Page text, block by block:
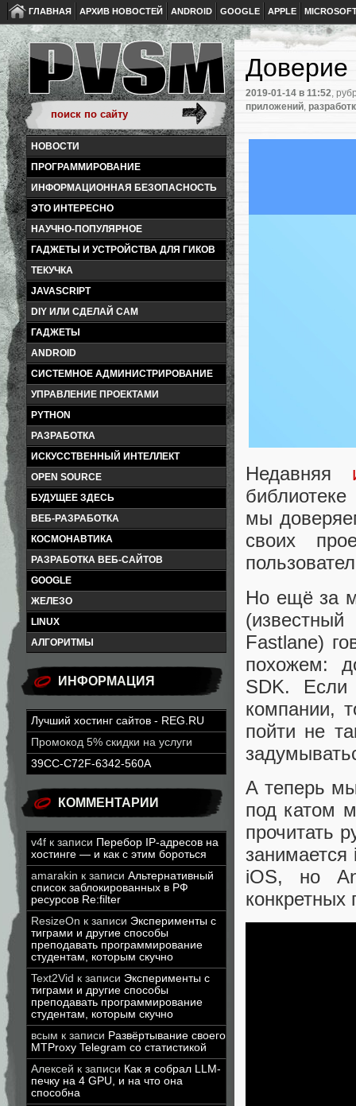
ГЛАВНАЯ АРХИВ НОВОСТЕЙ ANDROID GOOGLE APPLE
НОВОСТИ
ПРОГРАММИРОВАНИЕ
ИНФОРМАЦИОННАЯ БЕЗОПАСНОСТЬ
ЭТО ИНТЕРЕСНО
НАУЧНО-ПОПУЛЯРНОЕ
ГАДЖЕТЫ И УСТРОЙСТВА ДЛЯ ГИКОВ
ТЕКУЧКА
JAVASCRIPT
DIY ИЛИ СДЕЛАЙ САМ
ГАДЖЕТЫ
ANDROID
СИСТЕМНОЕ АДМИНИСТРИРОВАНИЕ
УПРАВЛЕНИЕ ПРОЕКТАМИ
PYTHON
РАЗРАБОТКА
ИСКУССТВЕННЫЙ ИНТЕЛЛЕКТ
OPEN SOURCE
БУДУЩЕЕ ЗДЕСЬ
ВЕБ-РАЗРАБОТКА
КОСМОНАВТИКА
РАЗРАБОТКА ВЕБ-САЙТОВ
GOOGLE
ЖЕЛЕЗО
LINUX
АЛГОРИТМЫ
ИНФОРМАЦИЯ
Лучший хостинг сайтов - REG.RU
Промокод 5% скидки на услуги
39CC-C72F-6342-560A
КОММЕНТАРИИ
v4f к записи Перебор IP-адресов на
хостинге — и как с этим бороться
amarakin к записи Альтернативный
список заблокированных в РФ
ресурсов Re:filter
ResizeOn к записи Эксперименты с
тиграми и другие способы
преподавать программирование
студентам, которым скучно
Text2Vid к записи Эксперименты с
тиграми и другие способы
преподавать программирование
студентам, которым скучно
всым к записи Развёртывание своего
MTProxy Telegram со статистикой
Алексей к записи Как я собрал LLM-
печку на 4 GPU, и на что она
способна
Доверие
2019-01-14 в 11:52,
приложений,
Недавняя
мы
своих
Но ещё за
Fastlane)
похожем:
SDK. Если
компании,
пойти не
А теперь
под катом
прочитать
iOS, но
конкретных